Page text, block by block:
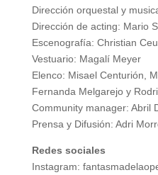
Dirección orquestal y
Dirección de acting: Mario
Escenografía: Christian
Vestuario: Magalí Meyer
Elenco: Misael Centurión,
Fernanda Melgarejo y
Community manager: Abril
Prensa y Difusión: Adri
Redes sociales
Instagram: